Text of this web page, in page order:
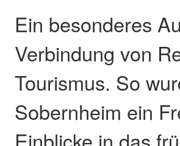
Ein besonderes
Verbindung von
Tourismus. So
Sobernheim ein
Einblicke in das